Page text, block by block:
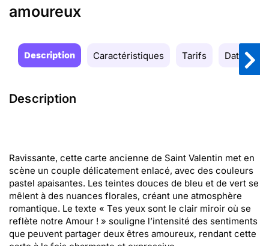
amoureux
Description Caractéristiques Tarifs Date de
Description
Ravissante, cette carte ancienne de Saint Valentin met en
scène un couple délicatement enlacé, avec des couleurs
pastel apaisantes. Les teintes douces de bleu et de vert se
mêlent à des nuances florales, créant une atmosphère
romantique. Le texte « Tes yeux sont le clair miroir où se
reflète notre Amour ! » souligne l’intensité des sentiments
que peuvent partager deux êtres amoureux, rendant cette